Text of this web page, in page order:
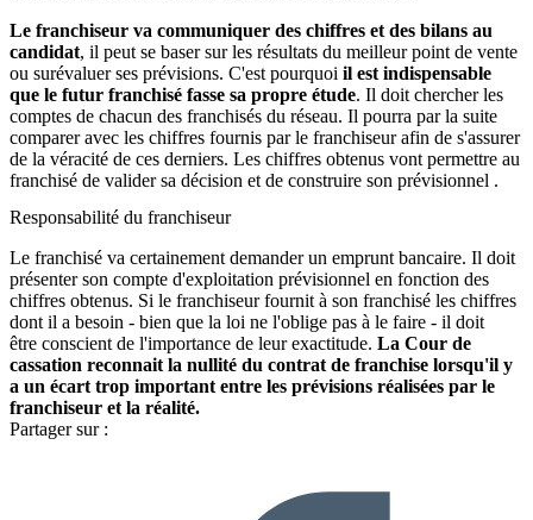
Le franchiseur va communiquer des chiffres et des bilans au
candidat, il peut se baser sur les résultats du meilleur point de vente
ou surévaluer ses prévisions. C'est pourquoi il est indispensable
que le futur franchisé fasse sa propre étude. Il doit chercher les
comptes de chacun des franchisés du réseau. Il pourra par la suite
comparer avec les chiffres fournis par le franchiseur afin de s'assurer
de la véracité de ces derniers. Les chiffres obtenus vont permettre au
franchisé de valider sa décision et de construire son prévisionnel .
Responsabilité du franchiseur
Le franchisé va certainement demander un emprunt bancaire. Il doit
présenter son compte d'exploitation prévisionnel en fonction des
chiffres obtenus. Si le franchiseur fournit à son franchisé les chiffres
dont il a besoin - bien que la loi ne l'oblige pas à le faire - il doit
être conscient de l'importance de leur exactitude. La Cour de
cassation reconnait la nullité du contrat de franchise lorsqu'il y
a un écart trop important entre les prévisions réalisées par le
franchiseur et la réalité.
Partager sur :